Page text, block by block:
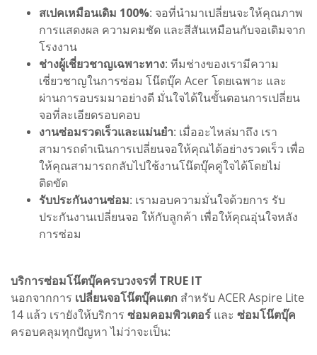
สเปคเหมือนเดิม 100%: จอที่นำมาเปลี่ยนจะให้คุณภาพ
การแสดงผล ความคมชัด และสีสันเหมือนกับจอเดิมจาก
โรงงาน
ช่างผู้เชี่ยวชาญเฉพาะทาง: ทีมช่างของเรามีความ
เชี่ยวชาญในการซ่อม โน๊ตบุ๊ค Acer โดยเฉพาะ และ
ผ่านการอบรมมาอย่างดี มั่นใจได้ในขั้นตอนการเปลี่ยน
จอที่ละเอียดรอบคอบ
งานซ่อมรวดเร็วและแม่นยำ: เมื่ออะไหล่มาถึง เรา
สามารถดำเนินการเปลี่ยนจอให้คุณได้อย่างรวดเร็ว เพื่อ
ให้คุณสามารถกลับไปใช้งานโน๊ตบุ๊คคู่ใจได้โดยไม่
ติดขัด
รับประกันงานซ่อม: เรามอบความมั่นใจด้วยการ รับ
ประกันงานเปลี่ยนจอ ให้กับลูกค้า เพื่อให้คุณอุ่นใจหลัง
การซ่อม
บริการซ่อมโน๊ตบุ๊คครบวงจรที่ TRUE IT
นอกจากการ เปลี่ยนจอโน๊ตบุ๊คแตก สำหรับ ACER Aspire Lite
14 แล้ว เรายังให้บริการ ซ่อมคอมพิวเตอร์ และ ซ่อมโน๊ตบุ๊ค
ครอบคลุมทุกปัญหา ไม่ว่าจะเป็น: